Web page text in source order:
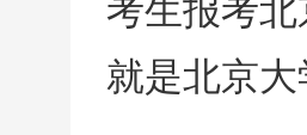
考生报考
就是北京